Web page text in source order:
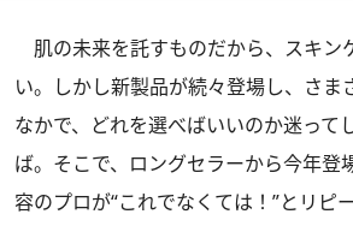
肌の未来を託すものだから、スキン
い。しかし新製品が続々登場し、さま
なかで、どれを選べばいいのか迷って
ば。そこで、ロングセラーから今年登
容のプロが“これでなくては！”とリピ